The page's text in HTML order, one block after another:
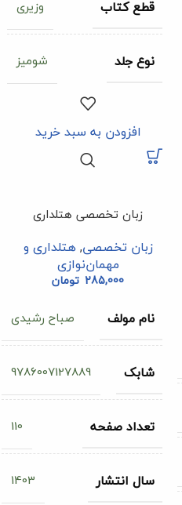
قطع کتاب وزیری
نوع جلد شومیز
افزودن به سبد خرید
زبان تخصصی هتلداری
زبان تخصصی,هتلداری و
مهمان‌نوازی
285,000 تومان
نام مولف صباح رشیدی
شابک 9786007127889
تعداد صفحه 110
سال انتشار 1403